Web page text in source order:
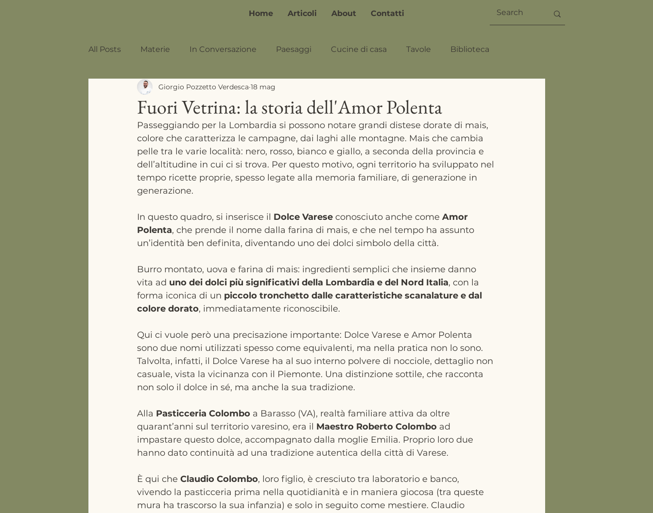
Home Articoli About Contatti
All Posts Materie In Conversazione Paesaggi Cucine di casa Tavole Biblioteca
Mixology
Fuori Vetrina: la storia dell'Amor Polenta
Giorgio Pozzetto Verdesca 18 mag
Passeggiando per la Lombardia si possono notare grandi distese dorate di mais,
colore che caratterizza le campagne, dai laghi alle montagne. Mais che cambia
pelle tra le varie località: nero, rosso, bianco e giallo, a seconda della provincia e
dell’altitudine in cui ci si trova. Per questo motivo, ogni territorio ha sviluppato nel
tempo ricette proprie, spesso legate alla memoria familiare, di generazione in
generazione.
In questo quadro, si inserisce il Dolce Varese conosciuto anche come Amor
Polenta, che prende il nome dalla farina di mais, e che nel tempo ha assunto
un’identità ben definita, diventando uno dei dolci simbolo della città.
Burro montato, uova e farina di mais: ingredienti semplici che insieme danno
vita ad uno dei dolci più significativi della Lombardia e del Nord Italia, con la
forma iconica di un piccolo tronchetto dalle caratteristiche scanalature e dal
colore dorato, immediatamente riconoscibile.
Qui ci vuole però una precisazione importante: Dolce Varese e Amor Polenta
sono due nomi utilizzati spesso come equivalenti, ma nella pratica non lo sono.
Talvolta, infatti, il Dolce Varese ha al suo interno polvere di nocciole, dettaglio non
casuale, vista la vicinanza con il Piemonte. Una distinzione sottile, che racconta
non solo il dolce in sé, ma anche la sua tradizione.
Alla Pasticceria Colombo a Barasso (VA), realtà familiare attiva da oltre
quarant’anni sul territorio varesino, era il Maestro Roberto Colombo ad
impastare questo dolce, accompagnato dalla moglie Emilia. Proprio loro due
hanno dato continuità ad una tradizione autentica della città di Varese.
È qui che Claudio Colombo, loro figlio, è cresciuto tra laboratorio e banco,
vivendo la pasticceria prima nella quotidianità e in maniera giocosa (tra queste
mura ha trascorso la sua infanzia) e solo in seguito come mestiere. Claudio